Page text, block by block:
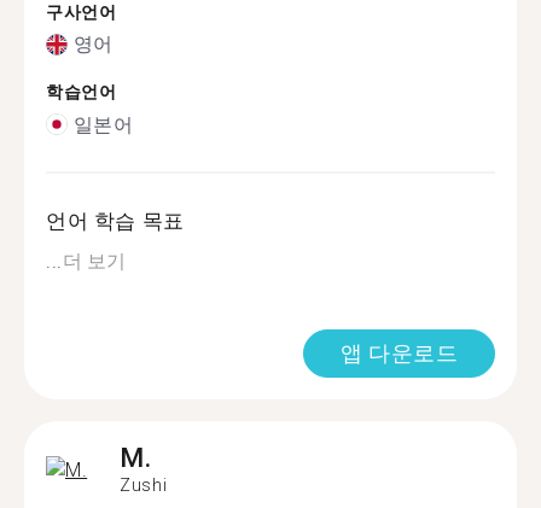
구사언어
영어
학습언어
일본어
언어 학습 목표
더 보기
앱 다운로드
M.
Zushi